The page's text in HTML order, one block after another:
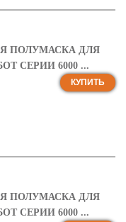
ПОЛУМАСКА ДЛЯ
СЕРИИ 6000 ...
КУПИТЬ
ПОЛУМАСКА ДЛЯ
СЕРИИ 6000 ...